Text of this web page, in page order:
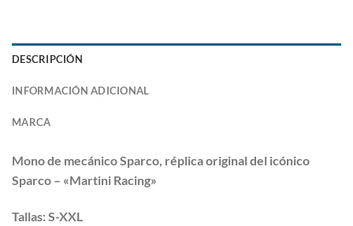
DESCRIPCIÓN
INFORMACIÓN ADICIONAL
MARCA
Mono de mecánico Sparco, réplica original del icónico
Sparco – «Martini Racing»
Tallas: S-XXL